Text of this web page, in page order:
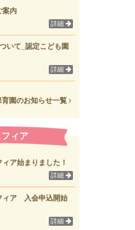
内
詳細
いて_認定こども園
詳細
園のお知らせ一覧
ィア
ア始まりました！
詳細
ア 入会申込開始
詳細